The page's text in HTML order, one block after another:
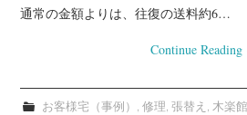
通常の金額よりは、往復の送料約6…
Continue Reading
お客様宅（事例） 修理 張替え 木楽